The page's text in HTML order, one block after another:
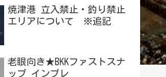
焼津港 立入禁止・釣り禁止
エリアについて ※追記
老眼向き★BKKファストスナ
ップ インプレ